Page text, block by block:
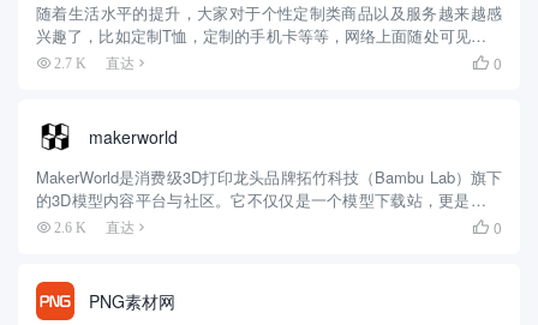
随着生活水平的提升，大家对于个性定制类商品以及服务越来越感
兴趣了，比如定制T恤，定制的手机卡等等，网络上面随处可见提供
此类服务的商家，今天小编给大家介绍的是定制领域一个比较小众
2.7 K 直达  0
makerworld
MakerWorld是消费级3D打印龙头品牌拓竹科技（Bambu Lab）旗下
的3D模型内容平台与社区。它不仅仅是一个模型下载站，更是一个
集成了AI生成、创作工具和完整打印流程的生态系统。 🔍 平台核心
2.6 K 直达  0
PNG素材网